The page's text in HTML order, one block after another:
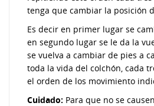
tenga que cambiar la posición
Es decir en primer lugar se
en segundo lugar se le da la
se vuelva a cambiar de pies a
toda la vida del colchón, cada
el orden de los movimiento
Cuidado: Para que no se